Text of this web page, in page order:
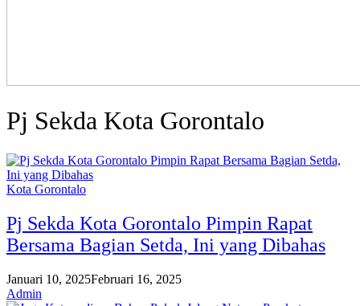
Pj Sekda Kota Gorontalo
Kota Gorontalo
Pj Sekda Kota Gorontalo Pimpin Rapat
Bersama Bagian Setda, Ini yang Dibahas
Januari 10, 2025Februari 16, 2025
Admin